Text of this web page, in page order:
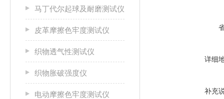
马丁代尔起球及耐磨测试仪
皮革摩擦色牢度测试仪
织物透气性测试仪
织物胀破强度仪
电动摩擦色牢度测试仪
详细
补充